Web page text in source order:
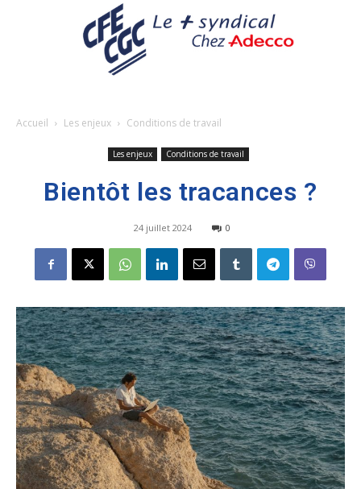
Accueil Les enjeux Conditions de travail
Les enjeux Conditions de travail
Bientôt les tracances ?
24 juillet 2024 0